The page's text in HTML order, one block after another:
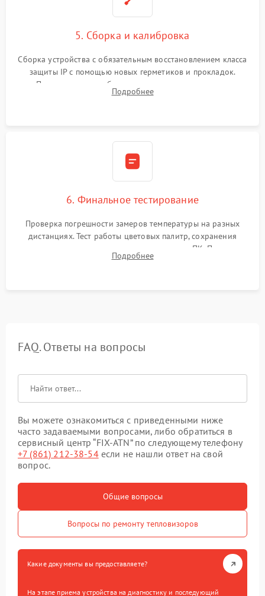
5. Сборка и калибровка
Сборка устройства с обязательным восстановлением класса
защиты IP с помощью новых герметиков и прокладок.
Программная калибровка матрицы по эталонному
абсолютно черному телу для точного измерения температур.
Подробнее
6. Финальное тестирование
Проверка погрешности замеров температуры на разных
дистанциях. Тест работы цветовых палитр, сохранения
термограмм в память и передачи данных на ПК. Проверка
автономности работы и итоговый контроль качества.
Подробнее
FAQ. Ответы на вопросы
Вы можете ознакомиться с приведенными ниже
часто задаваемыми вопросами, либо обратиться в
сервисный центр “FIX-ATN” по следующему телефону
+7 (861) 212-38-54если не нашли ответ на свой
вопрос.
Общие вопросы
Вопросы по ремонту тепловизоров
Какие документы вы предоставляете?
На этапе приема устройства на диагностику и последующий